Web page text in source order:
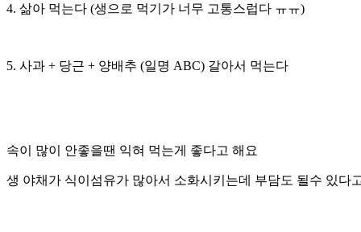
4. 삶아 먹는다 (생으로 먹기가 너무 고통스럽다 ㅠㅠ)
5. 사과 + 당근 + 양배추 (일명 ABC) 갈아서 먹는다
속이 많이 안좋을땐 익혀 먹는게 좋다고 해요
생 야채가 식이섬유가 많아서 소화시키는데 부담도 될수 있다